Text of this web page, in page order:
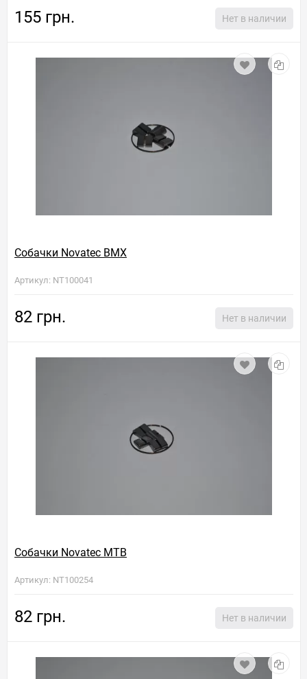
155 грн. Нет в наличии
Собачки Novatec BMX
Артикул: NT100041
82 грн. Нет в наличии
Собачки Novatec MTB
Артикул: NT100254
82 грн. Нет в наличии